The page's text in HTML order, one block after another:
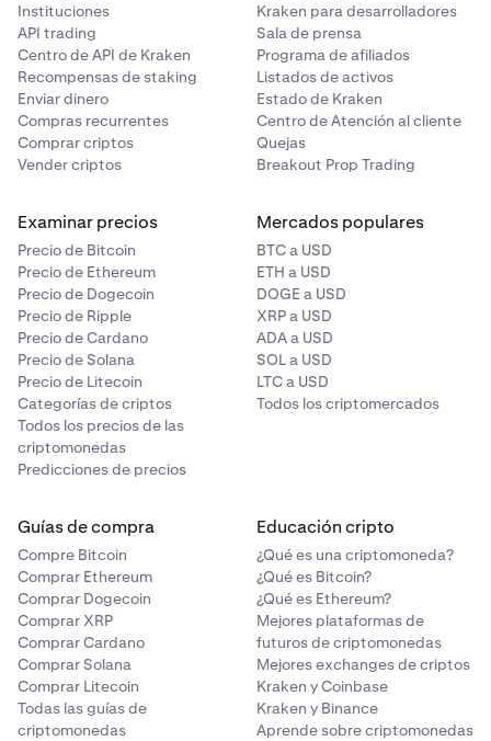
Instituciones
API trading
Centro de API de Kraken
Recompensas de staking
Enviar dinero
Compras recurrentes
Comprar criptos
Vender criptos
Kraken para desarrolladores
Sala de prensa
Programa de afiliados
Listados de activos
Estado de Kraken
Centro de Atención al cliente
Quejas
Breakout Prop Trading
Examinar precios
Precio de Bitcoin
Precio de Ethereum
Precio de Dogecoin
Precio de Ripple
Precio de Cardano
Precio de Solana
Precio de Litecoin
Categorías de criptos
Todos los precios de las
criptomonedas
Predicciones de precios
Mercados populares
BTC a USD
ETH a USD
DOGE a USD
XRP a USD
ADA a USD
SOL a USD
LTC a USD
Todos los criptomercados
Guías de compra
Compre Bitcoin
Comprar Ethereum
Comprar Dogecoin
Comprar XRP
Comprar Cardano
Comprar Solana
Comprar Litecoin
Todas las guías de
criptomonedas
Educación cripto
¿Qué es una criptomoneda?
¿Qué es Bitcoin?
¿Qué es Ethereum?
Mejores plataformas de
futuros de criptomonedas
Mejores exchanges de criptos
Kraken y Coinbase
Kraken y Binance
Aprende sobre criptomonedas